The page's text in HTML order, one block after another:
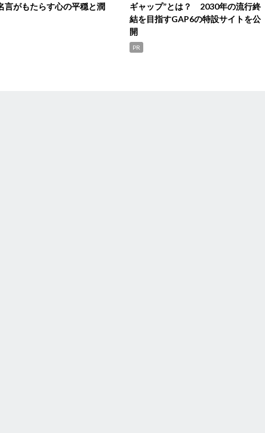
がもたらす心の平穏と潤
ギャップ”とは？ 2030年の流行終
結を目指すGAP6の特設サイトを公
開
PR